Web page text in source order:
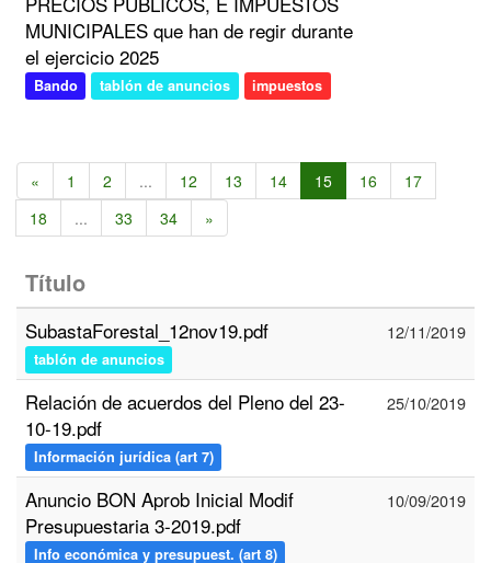
MUNICIPALES que han de regir durante
el ejercicio 2025
Bando tablón de anuncios impuestos
« 1 2 ... 12 13 14 15 16
17
18
... 33 34 »
Título
SubastaForestal_12nov19.pdf
tablón de anuncios
12/11/2019
Relación de acuerdos del Pleno del 23-
10-19.pdf
Información jurídica (art 7)
25/10/2019
Anuncio BON Aprob Inicial Modif
Presupuestaria 3-2019.pdf
Info económica y presupuest. (art 8)
10/09/2019